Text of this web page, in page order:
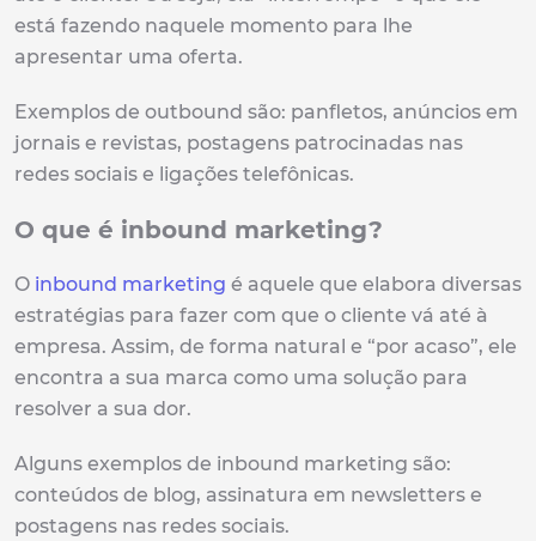
está fazendo naquele momento para lhe
apresentar uma oferta.
Exemplos de outbound são: panfletos, anúncios em
jornais e revistas, postagens patrocinadas nas
redes sociais e ligações telefônicas.
O que é inbound marketing?
O inbound marketing é aquele que elabora diversas
estratégias para fazer com que o cliente vá até à
empresa. Assim, de forma natural e “por acaso”, ele
encontra a sua marca como uma solução para
resolver a sua dor.
Alguns exemplos de inbound marketing são:
conteúdos de blog, assinatura em newsletters e
postagens nas redes sociais.